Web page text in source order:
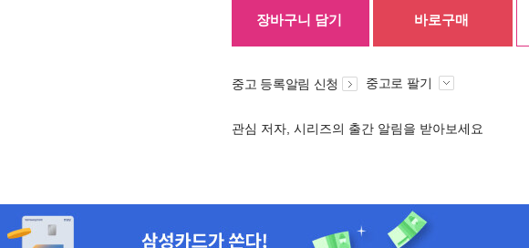
장바구니 담기 바로구매
중고 등록알림 신청 중고로 팔기
관심 저자, 시리즈의 출간 알림을 받아보세요